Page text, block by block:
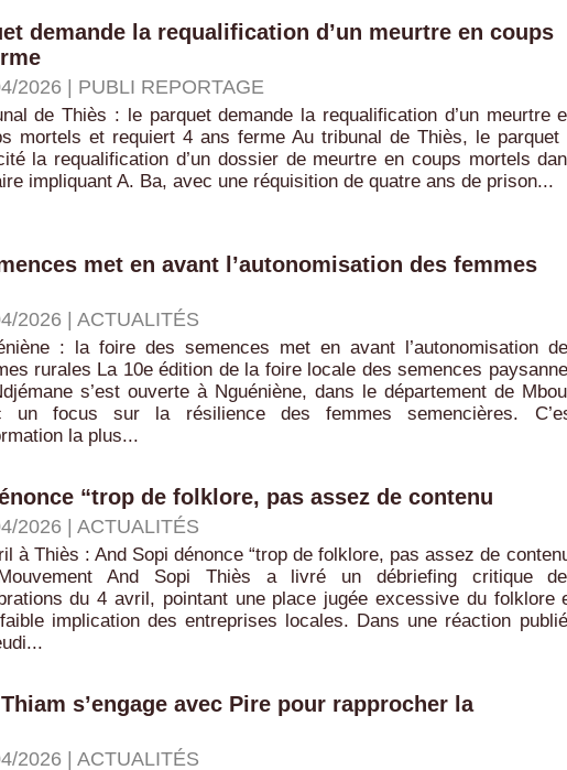
demande la requalification d’un meurtre en coups
2026| PUBLI REPORTAGE
de Thiès : le parquet demande la requalification d’un meurtre
mortels et requiert 4 ans ferme Au tribunal de Thiès, le parquet
la requalification d’un dossier de meurtre en coups mortels
impliquant A. Ba, avec une réquisition de quatre ans de prison...
met en avant l’autonomisation des femmes
2026| ACTUALITÉS
: la foire des semences met en avant l’autonomisation
rurales La 10e édition de la foire locale des semences
s’est ouverte à Nguéniène, dans le département de
un focus sur la résilience des femmes semencières.
la plus...
“trop de folklore, pas assez de contenu
2026| ACTUALITÉS
à Thiès : And Sopi dénonce “trop de folklore, pas assez de
And Sopi Thiès a livré un débriefing critique
du 4 avril, pointant une place jugée excessive du folklore
implication des entreprises locales. Dans une réaction
s’engage avec Pire pour rapprocher la
2026| ACTUALITÉS